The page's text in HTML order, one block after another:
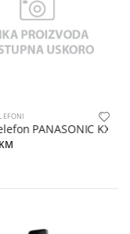
crni PANASONIC KX-